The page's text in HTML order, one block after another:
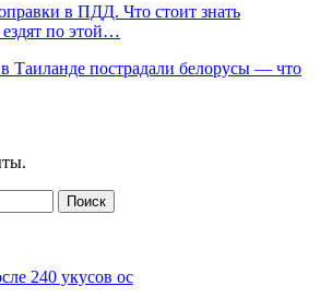
в ПДД. Что стоит знать
по этой…
Таиланде пострадали белорусы — что
240 укусов ос